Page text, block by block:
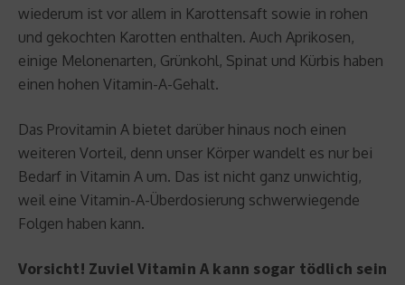
wiederum ist vor allem in Karottensaft sowie in rohen
und gekochten Karotten enthalten. Auch Aprikosen,
einige Melonenarten, Grünkohl, Spinat und Kürbis haben
einen hohen Vitamin-A-Gehalt.
Das Provitamin A bietet darüber hinaus noch einen
weiteren Vorteil, denn unser Körper wandelt es nur bei
Bedarf in Vitamin A um. Das ist nicht ganz unwichtig,
weil eine Vitamin-A-Überdosierung schwerwiegende
Folgen haben kann.
Vorsicht! Zuviel Vitamin A kann sogar tödlich sein